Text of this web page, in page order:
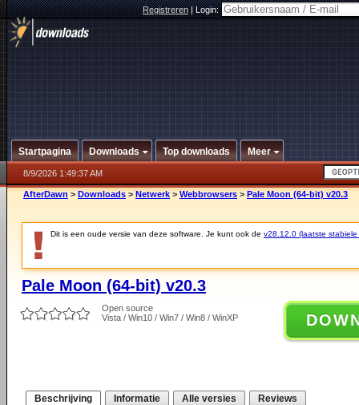
Registreren|Login:
Startpagina Downloads Top downloads Meer
8/9/2026 1:49:37 AM
AfterDawn > Downloads > Netwerk > Webbrowsers > Pale Moon (64-bit) v20.3
Dit is een oude versie van deze software. Je kunt ook de v28.12.0 (laatste stabiele
Pale Moon (64-bit) v20.3
Open source
Vista / Win10 / Win7 / Win8 / WinXP
Beschrijving Informatie Alle versies Reviews